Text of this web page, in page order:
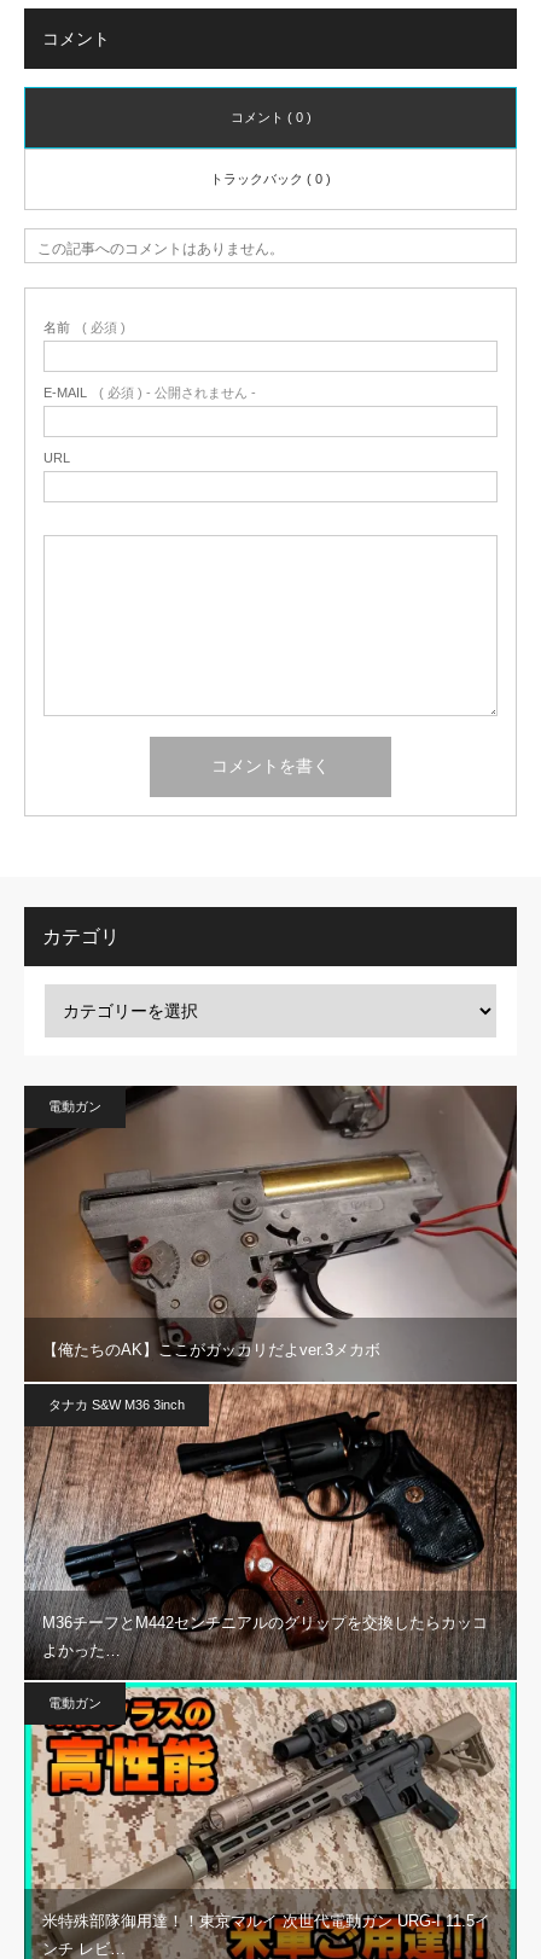
コメント
コメント ( 0 )
トラックバック ( 0 )
この記事へのコメントはありません。
名前 ( 必須 )
E-MAIL ( 必須 ) - 公開されません -
URL
カテゴリ
電動ガン
【俺たちのAK】ここがガッカリだよver.3メカボ
タナカ S&W M36 3inch
M36チーフとM442センチニアルのグリップを交換したらカッコ
よかった…
電動ガン
米特殊部隊御用達！！東京マルイ 次世代電動ガン URG-I 11.5イ
ンチ レビ…